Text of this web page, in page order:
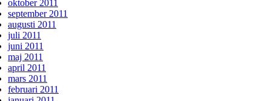
oktober 2011
september 2011
augusti 2011
juli 2011
juni 2011
maj 2011
april 2011
mars 2011
februari 2011